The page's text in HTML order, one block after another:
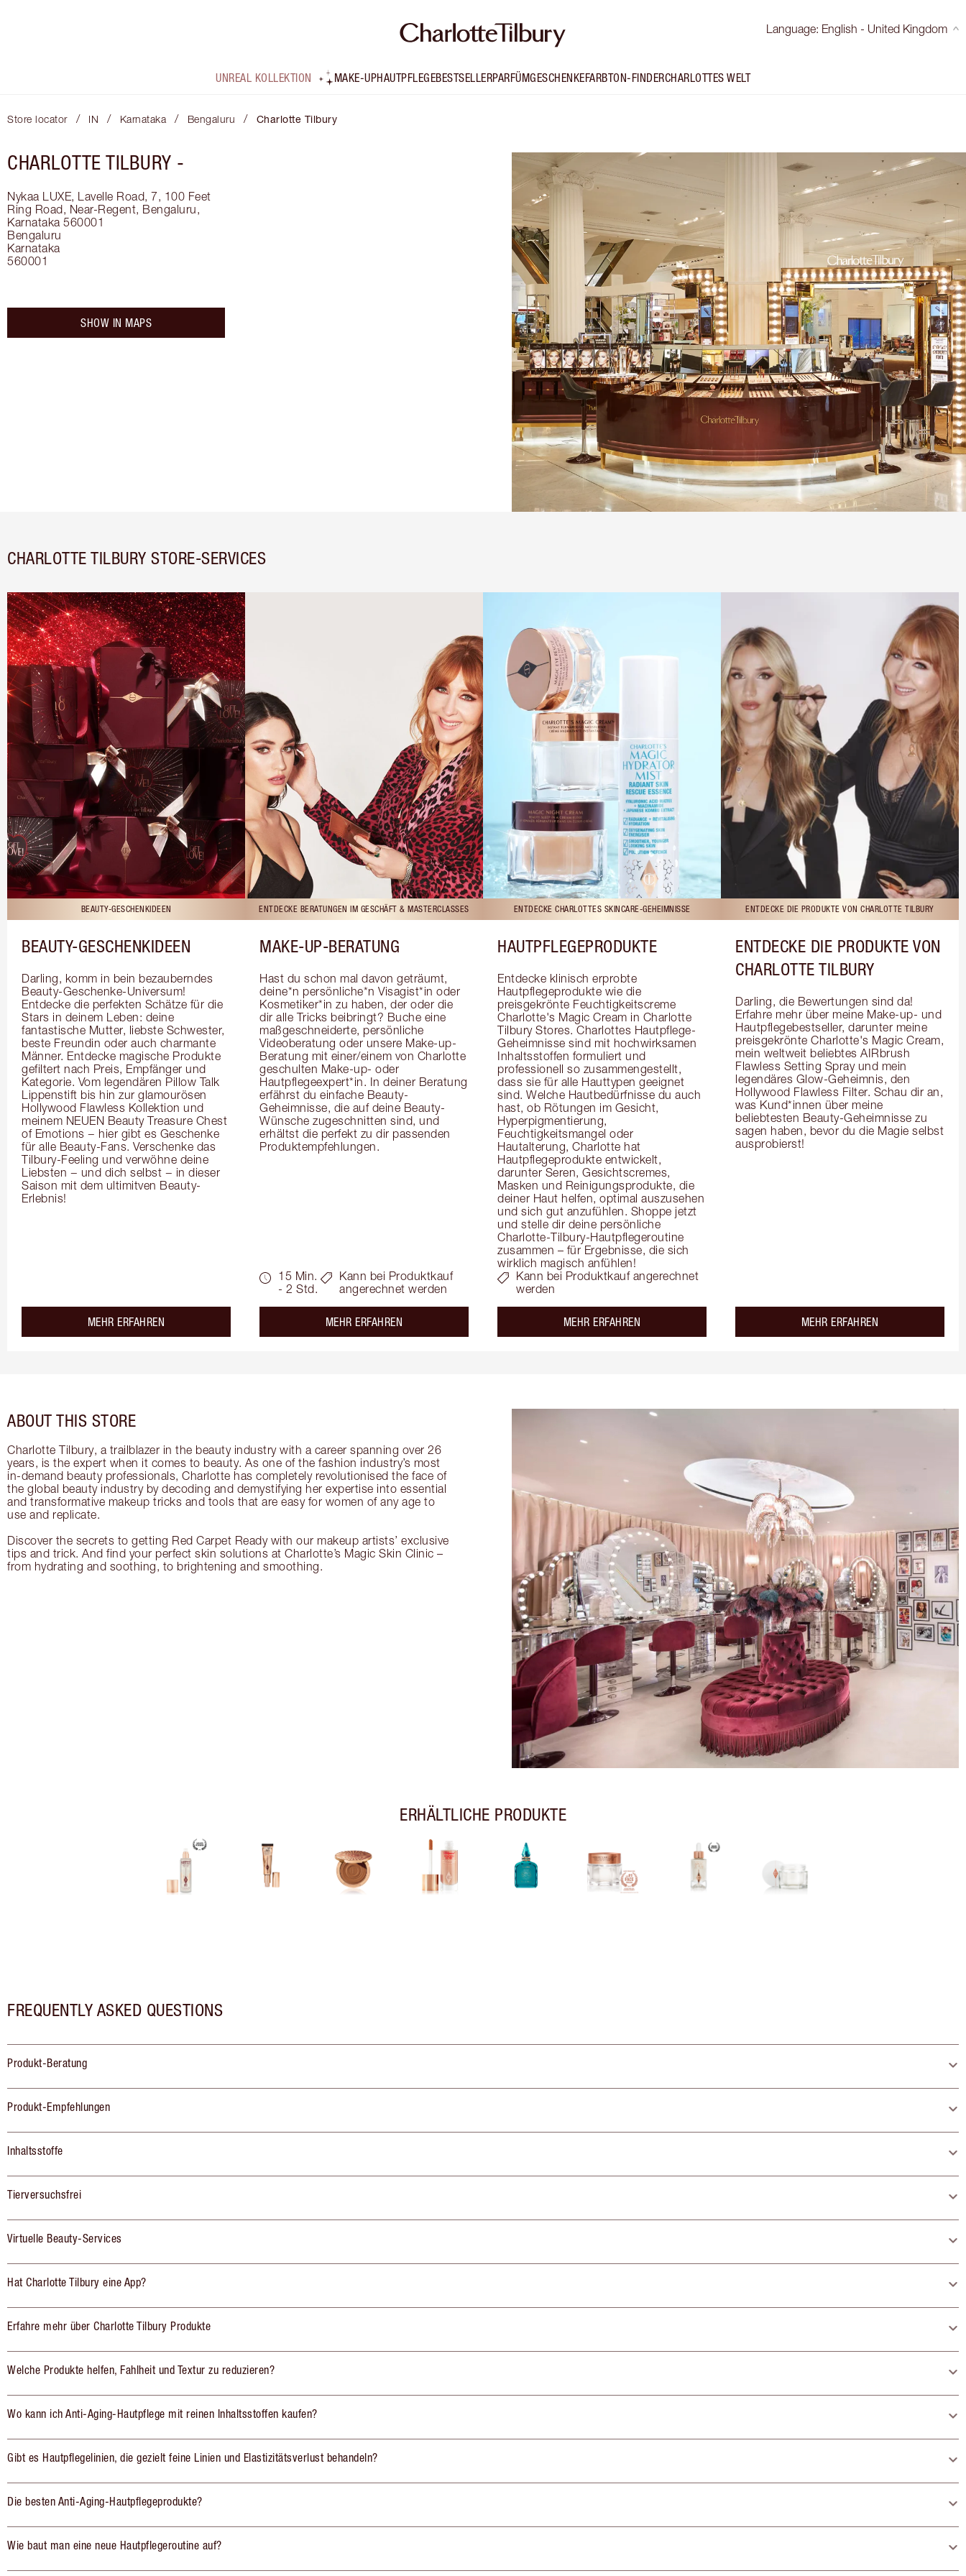
Language: English - United Kingdom
UNREAL KOLLEKTION MAKE-UPHAUTPFLEGEBESTSELLERPARFÜMGESCHENKEFARBTON-FINDERCHARLOTTES WELT
Store locator / IN / Karnataka / Bengaluru / Charlotte Tilbury
CHARLOTTE TILBURY -
Nykaa LUXE, Lavelle Road, 7, 100 Feet
Ring Road, Near-Regent, Bengaluru,
Karnataka 560001
Bengaluru
Karnataka
560001
SHOW IN MAPS
CHARLOTTE TILBURY STORE-SERVICES
BEAUTY-GESCHENKIDEEN
BEAUTY-GESCHENKIDEEN
Darling, komm in bein bezauberndes
Beauty-Geschenke-Universum!
Entdecke die perfekten Schätze für die
Stars in deinem Leben: deine
fantastische Mutter, liebste Schwester,
beste Freundin oder auch charmante
Männer. Entdecke magische Produkte
gefiltert nach Preis, Empfänger und
Kategorie. Vom legendären Pillow Talk
Lippenstift bis hin zur glamourösen
Hollywood Flawless Kollektion und
meinem NEUEN Beauty Treasure Chest
of Emotions − hier gibt es Geschenke
für alle Beauty-Fans. Verschenke das
Tilbury-Feeling und verwöhne deine
Liebsten − und dich selbst − in dieser
Saison mit dem ultimitven Beauty-
Erlebnis!
MEHR ERFAHREN
ENTDECKE BERATUNGEN IM GESCHÄFT & MASTERCLASSES
MAKE-UP-BERATUNG
Hast du schon mal davon geträumt,
deine*n persönliche*n Visagist*in oder
Kosmetiker*in zu haben, der oder die
dir alle Tricks beibringt? Buche eine
maßgeschneiderte, persönliche
Videoberatung oder unsere Make-up-
Beratung mit einer/einem von Charlotte
geschulten Make-up- oder
Hautpflegeexpert*in. In deiner Beratung
erfährst du einfache Beauty-
Geheimnisse, die auf deine Beauty-
Wünsche zugeschnitten sind, und
erhältst die perfekt zu dir passenden
Produktempfehlungen.
15 Min.
- 2 Std.
Kann bei Produktkauf
angerechnet werden
MEHR ERFAHREN
ENTDECKE CHARLOTTES SKINCARE-GEHEIMNISSE
HAUTPFLEGEPRODUKTE
Entdecke klinisch erprobte
Hautpflegeprodukte wie die
preisgekrönte Feuchtigkeitscreme
Charlotte's Magic Cream in Charlotte
Tilbury Stores. Charlottes Hautpflege-
Geheimnisse sind mit hochwirksamen
Inhaltsstoffen formuliert und
professionell so zusammengestellt,
dass sie für alle Hauttypen geeignet
sind. Welche Hautbedürfnisse du auch
hast, ob Rötungen im Gesicht,
Hyperpigmentierung,
Feuchtigkeitsmangel oder
Hautalterung, Charlotte hat
Hautpflegeprodukte entwickelt,
darunter Seren, Gesichtscremes,
Masken und Reinigungsprodukte, die
deiner Haut helfen, optimal auszusehen
und sich gut anzufühlen. Shoppe jetzt
und stelle dir deine persönliche
Charlotte-Tilbury-Hautpflegeroutine
zusammen – für Ergebnisse, die sich
wirklich magisch anfühlen!
Kann bei Produktkauf angerechnet
werden
MEHR ERFAHREN
ENTDECKE DIE PRODUKTE VON CHARLOTTE TILBURY
ENTDECKE DIE PRODUKTE VON
CHARLOTTE TILBURY
Darling, die Bewertungen sind da!
Erfahre mehr über meine Make-up- und
Hautpflegebestseller, darunter meine
preisgekrönte Charlotte's Magic Cream,
mein weltweit beliebtes AIRbrush
Flawless Setting Spray und mein
legendäres Glow-Geheimnis, den
Hollywood Flawless Filter. Schau dir an,
was Kund*innen über meine
beliebtesten Beauty-Geheimnisse zu
sagen haben, bevor du die Magie selbst
ausprobierst!
MEHR ERFAHREN
ABOUT THIS STORE
Charlotte Tilbury, a trailblazer in the beauty industry with a career spanning over 26
years, is the expert when it comes to beauty. As one of the fashion industry’s most
in-demand beauty professionals, Charlotte has completely revolutionised the face of
the global beauty industry by decoding and demystifying her expertise into essential
and transformative makeup tricks and tools that are easy for women of any age to
use and replicate.
Discover the secrets to getting Red Carpet Ready with our makeup artists’ exclusive
tips and trick. And find your perfect skin solutions at Charlotte’s Magic Skin Clinic –
from hydrating and soothing, to brightening and smoothing.
ERHÄLTLICHE PRODUKTE
FREQUENTLY ASKED QUESTIONS
Produkt-Beratung
Produkt-Empfehlungen
Inhaltsstoffe
Tierversuchsfrei
Virtuelle Beauty-Services
Hat Charlotte Tilbury eine App?
Erfahre mehr über Charlotte Tilbury Produkte
Welche Produkte helfen, Fahlheit und Textur zu reduzieren?
Wo kann ich Anti-Aging-Hautpflege mit reinen Inhaltsstoffen kaufen?
Gibt es Hautpflegelinien, die gezielt feine Linien und Elastizitätsverlust behandeln?
Die besten Anti-Aging-Hautpflegeprodukte?
Wie baut man eine neue Hautpflegeroutine auf?